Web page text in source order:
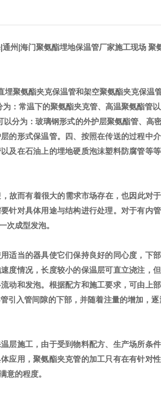
通州|海门聚氨酯埋地保温管厂家施工现场 聚
聚氨酯夹克保温管和架空聚氨酯夹克保温
：常温下的聚氨酯夹克管、高温聚氨酯管以
分为：玻璃钢形式的外护层聚氨酯管、高
的形式保温管。四、按照在传送的过程中
及在石油上的埋地硬质泡沫塑料防腐管等
故而有着很大的需求市场存在，也因此对
针对具体用途与结构进行处理。对于有内
次成型发泡。
适当的器具使它们保持良好的同心度，下
度情况，长度较小的保温层可直立浇注，
动和发泡。根据配方和施工要求，可由上
引入管间隙的下部，并随着注量的增加，
层施工，由于受到物料配方、生产场所条
应用，聚氨酯夹克管的加工只有在有针对
意的程度。